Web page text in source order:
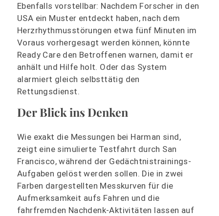
Ebenfalls vorstellbar: Nachdem Forscher in den
USA ein Muster entdeckt haben, nach dem
Herzrhythmusstörungen etwa fünf Minuten im
Voraus vorhergesagt werden können, könnte
Ready Care den Betroffenen warnen, damit er
anhält und Hilfe holt. Oder das System
alarmiert gleich selbsttätig den
Rettungsdienst.
Der Blick ins Denken
Wie exakt die Messungen bei Harman sind,
zeigt eine simulierte Testfahrt durch San
Francisco, während der Gedächtnistrainings-
Aufgaben gelöst werden sollen. Die in zwei
Farben dargestellten Messkurven für die
Aufmerksamkeit aufs Fahren und die
fahrfremden Nachdenk-Aktivitäten lassen auf